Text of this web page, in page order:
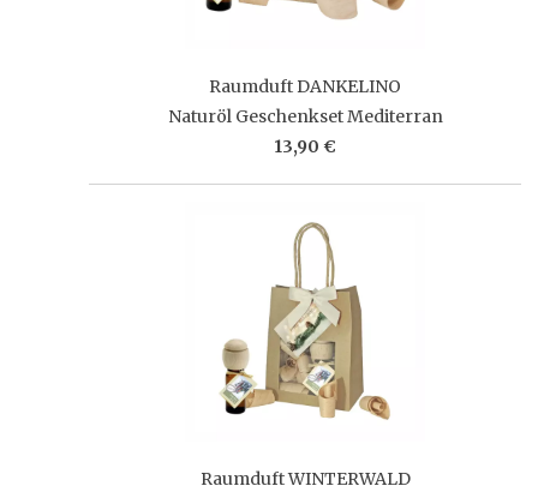
Raumduft DANKELINO
Naturöl Geschenkset Mediterran
13,90 €
Raumduft WINTERWALD